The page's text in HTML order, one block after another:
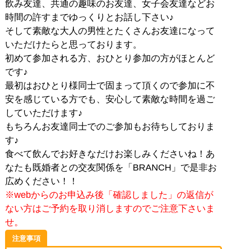
飲み友達、共通の趣味のお友達、女子会友達などお
時間の許すまでゆっくりとお話し下さい♪
そして素敵な大人の男性とたくさんお友達になって
いただけたらと思っております。
初めて参加される方、おひとり参加の方がほとんど
です♪
最初はおひとり様同士で固まって頂くので参加に不
安を感じている方でも、安心して素敵な時間を過ご
していただけます♪
もちろんお友達同士でのご参加もお待ちしておりま
す♪
食べて飲んでお好きなだけお楽しみくださいね！あ
なたも既婚者との交友関係を「BRANCH」で是非お
広めください！！
※webからのお申込み後「確認しました」の返信が
ない方はご予約を取り消しますのでご注意下さいま
せ。
注意事項